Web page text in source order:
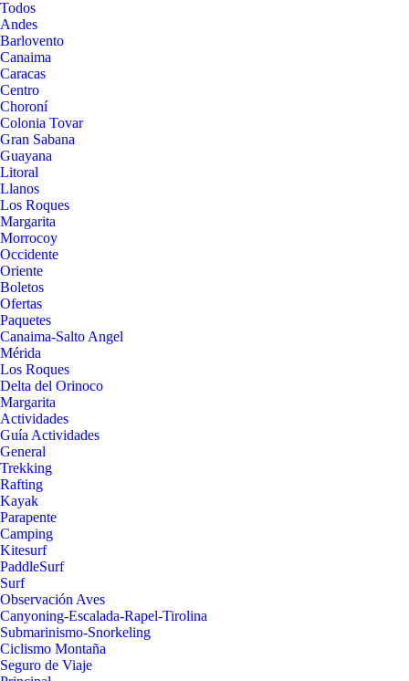
Todos
Andes
Barlovento
Canaima
Caracas
Centro
Choroní
Colonia Tovar
Gran Sabana
Guayana
Litoral
Llanos
Los Roques
Margarita
Morrocoy
Occidente
Oriente
Boletos
Ofertas
Paquetes
Canaima-Salto Angel
Mérida
Los Roques
Delta del Orinoco
Margarita
Actividades
Guía Actividades
General
Trekking
Rafting
Kayak
Parapente
Camping
Kitesurf
PaddleSurf
Surf
Observación Aves
Canyoning-Escalada-Rapel-Tirolina
Submarinismo-Snorkeling
Ciclismo Montaña
Seguro de Viaje